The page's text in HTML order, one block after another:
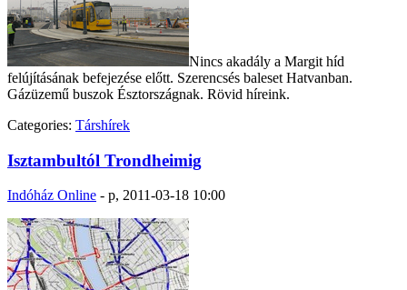
Nincs akadály a Margit híd
felújításának befejezése előtt. Szerencsés baleset Hatvanban.
Gázüzemű buszok Észtországnak. Rövid híreink.
Categories: Társhírek
Isztambultól Trondheimig
Indóház Online - p, 2011-03-18 10:00